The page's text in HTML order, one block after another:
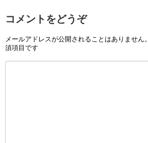
コメントをどうぞ
メールアドレスが公開されることはありません。
須項目です